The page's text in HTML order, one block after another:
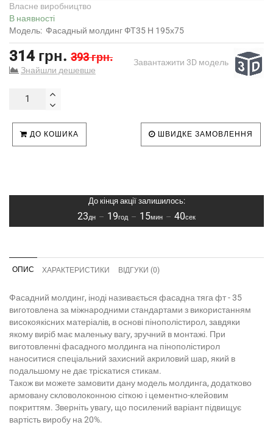
Власне виробництво
В наявності
Модель: Фасадный молдинг ФТ35 Н 195х75
314 грн. 393 грн.
Знайшли дешевше
Завантажити 3D модель
ДО КОШИКА ШВИДКЕ ЗАМОВЛЕННЯ
До кінця акції залишилось:
23дн – 19год – 15мин – 40сек
ОПИС ХАРАКТЕРИСТИКИ ВІДГУКИ (0)
Фасадний молдинг, іноді називається фасадна тяга фт - 35
виготовлена за міжнародними стандартами з використанням
високоякісних матеріалів, в основі пінополістирол, завдяки
якому виріб має маленьку вагу, зручний в монтажі. При
виготовленні фасадного молдинга на пінополістирол
наноситися спеціальний захисний акриловий шар, який в
подальшому не дає тріскатися стикам.
Також ви можете замовити дану модель молдинга, додатково
армовану скловолоконною сіткою і цементно-клейовим
покриттям. Зверніть увагу, що посилений варіант підвищує
вартість виробу на 20%.